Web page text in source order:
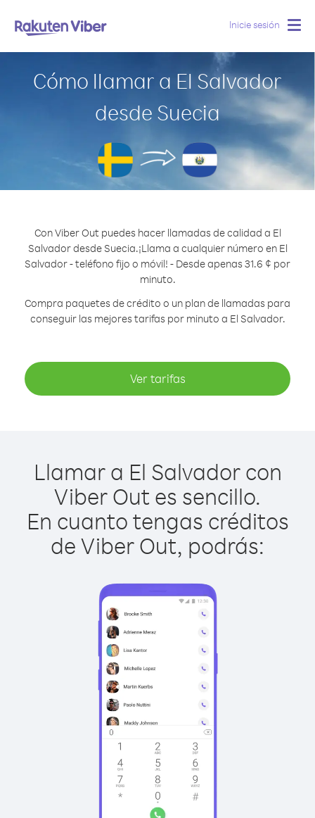
Inicie sesión
Cómo llamar a El Salvador
desde Suecia
Con Viber Out puedes hacer llamadas de calidad a El
Salvador desde Suecia.¡Llama a cualquier número en El
Salvador - teléfono fijo o móvil! - Desde apenas 31.6 ¢ por
minuto.
Compra paquetes de crédito o un plan de llamadas para
conseguir las mejores tarifas por minuto a El Salvador.
Ver tarifas
Llamar a El Salvador con
Viber Out es sencillo.
En cuanto tengas créditos
de Viber Out, podrás: